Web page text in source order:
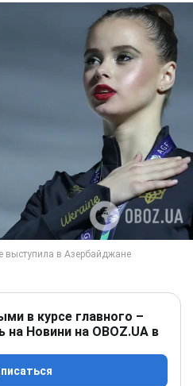
в курсе главного –
на Новини на OBOZ.UA в